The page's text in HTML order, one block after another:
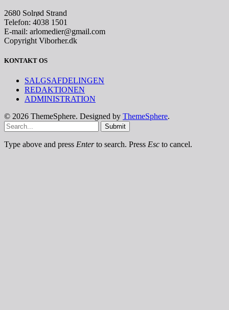
2680 Solrød Strand
Telefon: 4038 1501
E-mail: arlomedier@gmail.com
Copyright Viborher.dk
KONTAKT OS
SALGSAFDELINGEN
REDAKTIONEN
ADMINISTRATION
© 2026 ThemeSphere. Designed by ThemeSphere.
Submit
Type above and press Enterto search. Press Esc to cancel.